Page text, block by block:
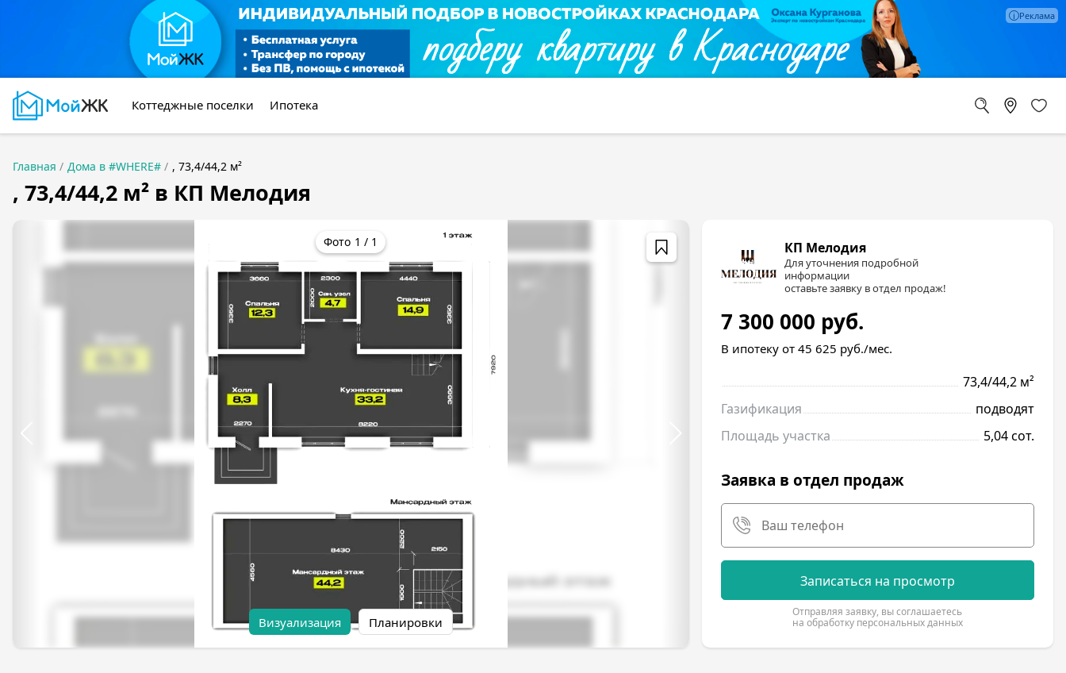
Коттеджные поселки Ипотека
Главная Дома в #WHERE# , 73,4/44,2 м²
, 73,4/44,2 м² в КП Мелодия
1 / 1
Визуализация Планировки
КП Мелодия
Для уточнения подробной
информации
оставьте заявку в отдел продаж!
7 300 000 руб.
В ипотеку от 45 625 руб./мес.
73,4/44,2 м²
Газификация
подводят
Площадь участка
5,04 сот.
Заявка в отдел продаж
Записаться на просмотр
Отправляя заявку, вы соглашаетесь
на обработку персональных данных